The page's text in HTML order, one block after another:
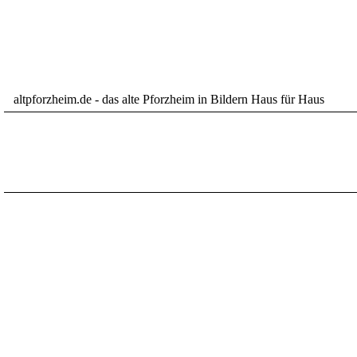
altpforzheim.de - das alte Pforzheim in Bildern Haus für Haus